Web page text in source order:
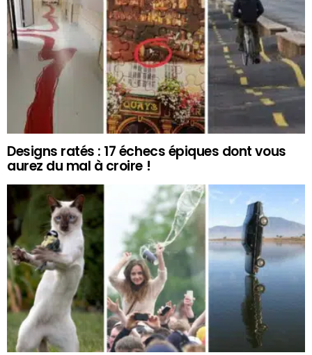
Designs ratés : 17 échecs épiques dont vous
aurez du mal à croire !